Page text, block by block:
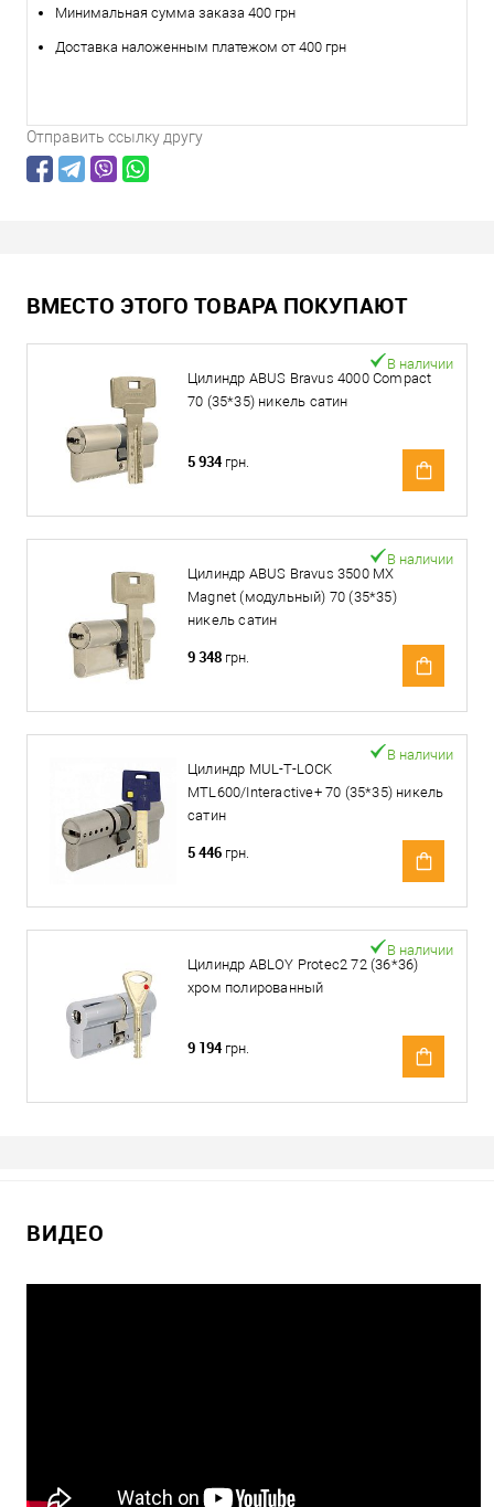
Минимальная сумма заказа 400 грн
Доставка наложенным платежом от 400 грн
Отправить ссылку другу
ВМЕСТО ЭТОГО ТОВАРА ПОКУПАЮТ
Цилиндр ABUS Bravus 4000 Compact
70 (35*35) никель сатин
В наличии
5 934 грн.
Цилиндр ABUS Bravus 3500 MX
Magnet (модульный) 70 (35*35)
никель сатин
В наличии
9 348 грн.
Цилиндр MUL-T-LOCK
MTL600/Interactive+ 70 (35*35) никель
сатин
В наличии
5 446 грн.
Цилиндр ABLOY Protec2 72 (36*36)
хром полированный
В наличии
9 194 грн.
ВИДЕО